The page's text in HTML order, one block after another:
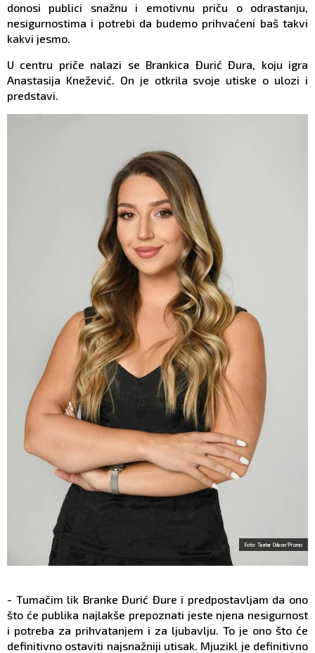
donosi publici snažnu i emotivnu priču o odrastanju,
nesigurnostima i potrebi da budemo prihvaćeni baš takvi
kakvi jesmo.
U centru priče nalazi se Brankica Đurić Đura, koju igra
Anastasija Knežević. On je otkrila svoje utiske o ulozi i
predstavi.
Foto: Teatar Odeon/Promo
- Tumačim lik Branke Đurić Đure i predpostavljam da ono
što će publika najlakše prepoznati jeste njena nesigurnost
i potreba za prihvatanjem i za ljubavlju. To je ono što će
definitivno ostaviti najsnažniji utisak. Mjuzikl je definitivno